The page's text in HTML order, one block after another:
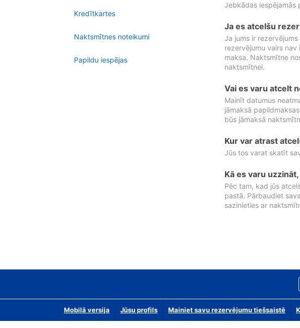
Kredītkartes
Naktsmītnes noteikumi
Papildu iespējas
Jebkādas iespējamās
Ja es atcelšu
Ja jums ir
rezervējumu vairs
maksa. Naktsmītne
naktsmītnei.
Vai es varu atcelt
Mainīt datumus
jāmaksā
būs jāmaksā
Kur var atrast
Jūs tos varat skatīt
Kā es varu
Pēc tam, kad jūs
pastā. Pārbaudiet
sazinieties ar
Mobilā versija Jūsu profils Mainiet savu rezervējumu tiešsaistē